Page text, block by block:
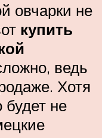
овчарки не
купить
ведь
Хотя
будет не